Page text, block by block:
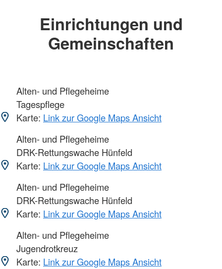
Einrichtungen und
Gemeinschaften
Alten- und Pflegeheime
Tagespflege
Karte: Link zur Google Maps Ansicht
Alten- und Pflegeheime
DRK-Rettungswache Hünfeld
Karte: Link zur Google Maps Ansicht
Alten- und Pflegeheime
DRK-Rettungswache Hünfeld
Karte: Link zur Google Maps Ansicht
Alten- und Pflegeheime
Jugendrotkreuz
Karte: Link zur Google Maps Ansicht